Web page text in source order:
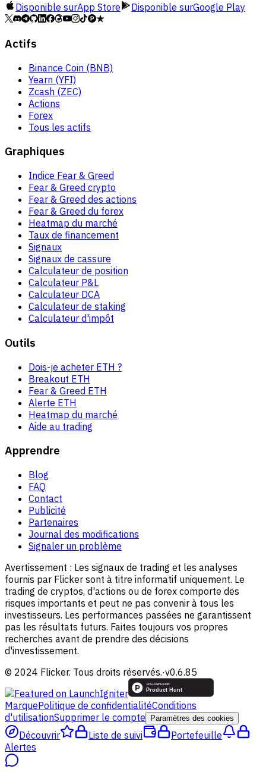
Disponible surApp Store Disponible surGoogle Play
Actifs
Binance Coin (BNB)
Yearn (YFI)
Zcash (ZEC)
Actions
Forex
Tous les actifs
Graphiques
Indice Fear & Greed
Fear & Greed crypto
Fear & Greed des actions
Fear & Greed du forex
Heatmap du marché
Taux de financement
Signaux
Signaux de cassure
Calculateur de position
Calculateur P&L
Calculateur DCA
Calculateur de staking
Calculateur d'impôt
Outils
Dois-je acheter ETH ?
Breakout ETH
Fear & Greed ETH
Alerte ETH
Heatmap du marché
Aide au trading
Apprendre
Blog
FAQ
Contact
Publicité
Partenaires
Journal des modifications
Signaler un problème
Avertissement : Les signaux de trading et les analyses
fournis par Flicker sont à titre informatif uniquement. Le
trading de cryptos, d'actions ou de forex comporte des
risques importants et peut ne pas convenir à tous les
investisseurs. Les performances passées ne garantissent
pas les résultats futurs. Faites toujours vos propres
recherches avant de prendre des décisions
d'investissement.
© 2024 Flicker. Tous droits réservés.·v0.6.85
MarquePolitique de confidentialitéConditions
d'utilisationSupprimer le compte Paramètres des cookies
Découvrir Liste de suivi
Portefeuille
Alertes